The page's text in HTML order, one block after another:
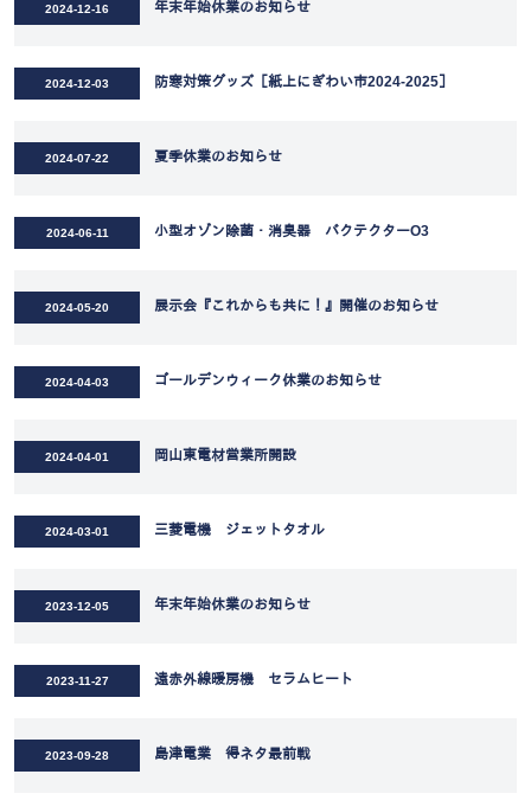
2024-12-16 年末年始休業のお知らせ
2024-12-03 防寒対策グッズ［紙上にぎわい市2024-2025］
2024-07-22 夏季休業のお知らせ
2024-06-11 小型オゾン除菌・消臭器 バクテクターO3
2024-05-20 展示会『これからも共に！』開催のお知らせ
2024-04-03 ゴールデンウィーク休業のお知らせ
2024-04-01 岡山東電材営業所開設
2024-03-01 三菱電機 ジェットタオル
2023-12-05 年末年始休業のお知らせ
2023-11-27 遠赤外線暖房機 セラムヒート
2023-09-28 島津電業 得ネタ最前戦